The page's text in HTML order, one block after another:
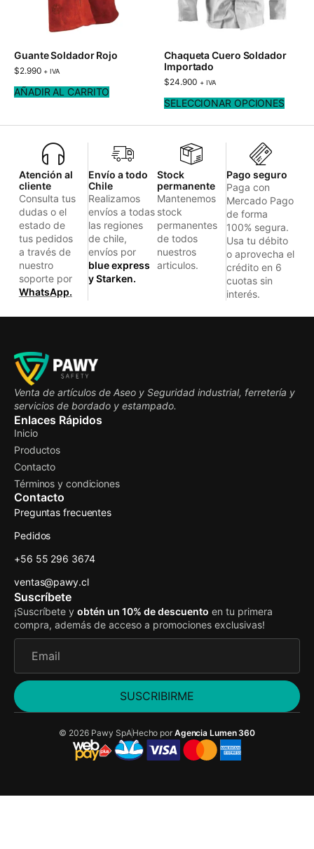
Guante Soldador Rojo
$2.990 + IVA
AÑADIR AL CARRITO
Chaqueta Cuero Soldador
Importado
$24.900 + IVA
SELECCIONAR OPCIONES
Atención al
cliente
Consulta tus
dudas o el
estado de
tus pedidos
a través de
nuestro
soporte por
WhatsApp.
Envío a todo
Chile
Realizamos
envíos a todas
las regiones
de chile,
envíos por
blue express
y Starken.
Stock
permanente
Mantenemos
stock
permanentes
de todos
nuestros
articulos.
Pago seguro
Paga con
Mercado Pago
de forma
100% segura.
Usa tu débito
o aprovecha el
crédito en 6
cuotas sin
interés.
Venta de artículos de Aseo y Seguridad industrial, ferretería y
servicios de bordado y estampado.
Enlaces Rápidos
Inicio
Productos
Contacto
Términos y condiciones
Contacto
Preguntas frecuentes
Pedidos
+56 55 296 3674
ventas@pawy.cl
Suscríbete
¡Suscríbete y obtén un 10% de descuento en tu primera
compra, además de acceso a promociones exclusivas!
SUSCRIBIRME
© 2026 Pawy SpAHecho por Agencia Lumen 360